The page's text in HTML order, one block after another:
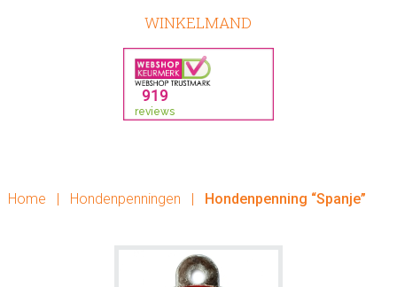
WINKELMAND
Home | Hondenpenningen | Hondenpenning “Spanje”